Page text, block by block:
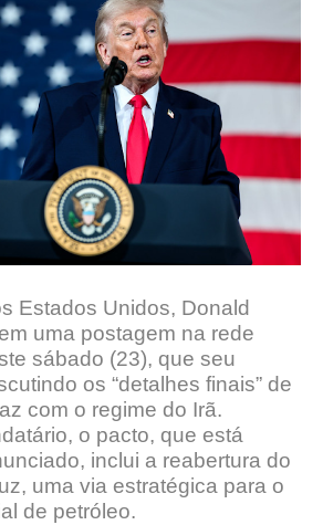
Estados Unidos, Donald
uma postagem na rede
sábado (23), que seu
os “detalhes finais” de
com o regime do Irã.
o pacto, que está
inclui a reabertura do
uma via estratégica para o
de petróleo.